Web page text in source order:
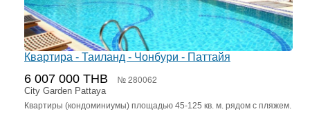
Квартира - Таиланд - Чонбури - Паттайя
6 007 000 THB № 280062
City Garden Pattaya
Квартиры (кондоминиумы) площадью 45-125 кв. м. рядом с пляжем.